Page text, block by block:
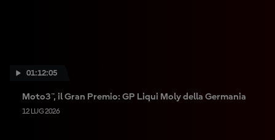
01:12:05
Moto3™, il Gran Premio: GP Liqui Moly della Germania
12 LUG 2026